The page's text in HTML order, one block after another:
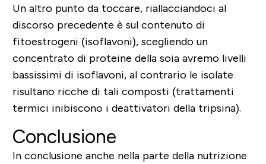
Un altro punto da toccare, riallacciandoci al
discorso precedente è sul contenuto di
fitoestrogeni (isoflavoni), scegliendo un
concentrato di proteine della soia avremo livelli
bassissimi di isoflavoni, al contrario le isolate
risultano ricche di tali composti (trattamenti
termici inibiscono i deattivatori della tripsina).
Conclusione
In conclusione anche nella parte della nutrizione